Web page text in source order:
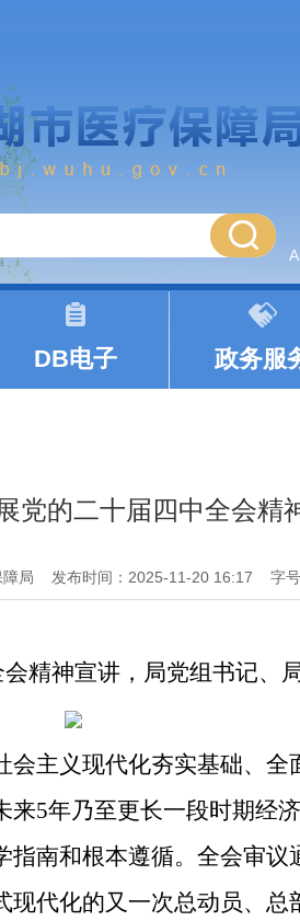
DB电子 政务服
党的二十届四中全会精
局 发布时间：2025-11-20 16:17 字号
精神宣讲，局党组书记、
主义现代化夯实基础、
5年乃至更长一段时期经
南和根本遵循。全会审
代化的又一次总动员、